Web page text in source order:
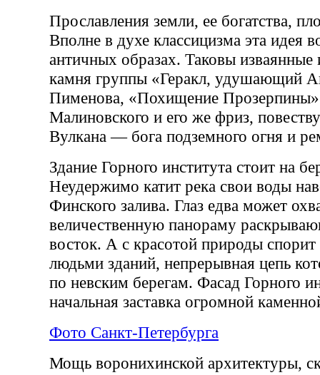
Прославления земли, ее богатства,
Вполне в духе классицизма эта идея
античных образах. Таковы изваянные
камня группы «Геракл, удушающий
Пименова, «Похищение
Малиновского и его же фриз,
Вулкана — бога подземного огня и
Здание Горного института стоит на
Неудержимо катит река свои воды
Финского залива. Глаз едва может
величественную панораму
восток. А с красотой природы спорит
людьми зданий, непрерывная цепь
по невским берегам. Фасад Горного
начальная заставка огромной
Фото Санкт-Петербурга
Мощь воронихинской архитектуры,